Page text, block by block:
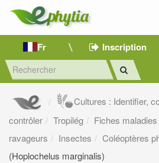
Fr Inscription
Cultures : Identifier,
contrôler
Tropilég
Fiches
ravageurs
Insectes Coléoptères
(Hoplochelus marginalis)